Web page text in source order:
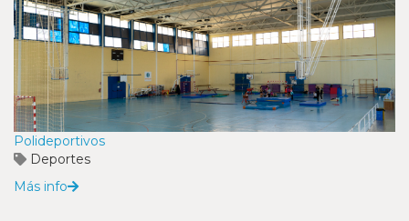
Polideportivos
Deportes
Más info